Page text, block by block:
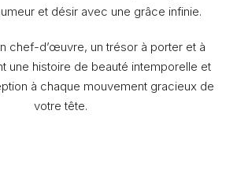
et désir avec une grâce infinie.
chef-d’œuvre, un trésor à porter et à
une histoire de beauté intemporelle et
à chaque mouvement gracieux de
votre tête.